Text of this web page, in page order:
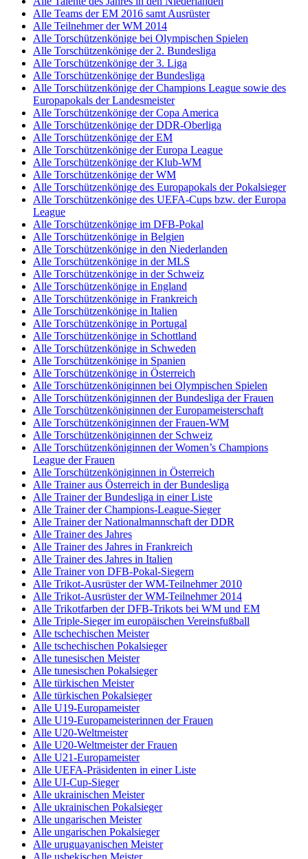
Alle Teams der EM 2016 samt Ausrüster
Alle Teilnehmer der WM 2014
Alle Torschützenkönige bei Olympischen Spielen
Alle Torschützenkönige der 2. Bundesliga
Alle Torschützenkönige der 3. Liga
Alle Torschützenkönige der Bundesliga
Alle Torschützenkönige der Champions League sowie des
Europapokals der Landesmeister
Alle Torschützenkönige der Copa America
Alle Torschützenkönige der DDR-Oberliga
Alle Torschützenkönige der EM
Alle Torschützenkönige der Europa League
Alle Torschützenkönige der Klub-WM
Alle Torschützenkönige der WM
Alle Torschützenkönige des Europapokals der Pokalsieger
Alle Torschützenkönige des UEFA-Cups bzw. der Europa
League
Alle Torschützenkönige im DFB-Pokal
Alle Torschützenkönige in Belgien
Alle Torschützenkönige in den Niederlanden
Alle Torschützenkönige in der MLS
Alle Torschützenkönige in der Schweiz
Alle Torschützenkönige in England
Alle Torschützenkönige in Frankreich
Alle Torschützenkönige in Italien
Alle Torschützenkönige in Portugal
Alle Torschützenkönige in Schottland
Alle Torschützenkönige in Schweden
Alle Torschützenkönige in Spanien
Alle Torschützenkönige in Österreich
Alle Torschützenköniginnen bei Olympischen Spielen
Alle Torschützenköniginnen der Bundesliga der Frauen
Alle Torschützenköniginnen der Europameisterschaft
Alle Torschützenköniginnen der Frauen-WM
Alle Torschützenköniginnen der Schweiz
Alle Torschützenköniginnen der Women’s Champions
League der Frauen
Alle Torschützenköniginnen in Österreich
Alle Trainer aus Österreich in der Bundesliga
Alle Trainer der Bundesliga in einer Liste
Alle Trainer der Champions-League-Sieger
Alle Trainer der Nationalmannschaft der DDR
Alle Trainer des Jahres
Alle Trainer des Jahres in Frankreich
Alle Trainer des Jahres in Italien
Alle Trainer von DFB-Pokal-Siegern
Alle Trikot-Ausrüster der WM-Teilnehmer 2010
Alle Trikot-Ausrüster der WM-Teilnehmer 2014
Alle Trikotfarben der DFB-Trikots bei WM und EM
Alle Triple-Sieger im europäischen Vereinsfußball
Alle tschechischen Meister
Alle tschechischen Pokalsieger
Alle tunesischen Meister
Alle tunesischen Pokalsieger
Alle türkischen Meister
Alle türkischen Pokalsieger
Alle U19-Europameister
Alle U19-Europameisterinnen der Frauen
Alle U20-Weltmeister
Alle U20-Weltmeister der Frauen
Alle U21-Europameister
Alle UEFA-Präsidenten in einer Liste
Alle UI-Cup-Sieger
Alle ukrainischen Meister
Alle ukrainischen Pokalsieger
Alle ungarischen Meister
Alle ungarischen Pokalsieger
Alle uruguayanischen Meister
Alle usbekischen Meister